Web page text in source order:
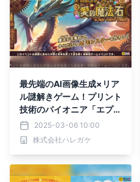
最先端のAI画像生成×リア
ル謎解きゲーム！プリント
技術のパイオニア「エプソ
ン」と謎解き専門会社「ハ
レガケ」が共同開発する最
新コンテンツ
2025-03-06 10:00
株式会社ハレガケ